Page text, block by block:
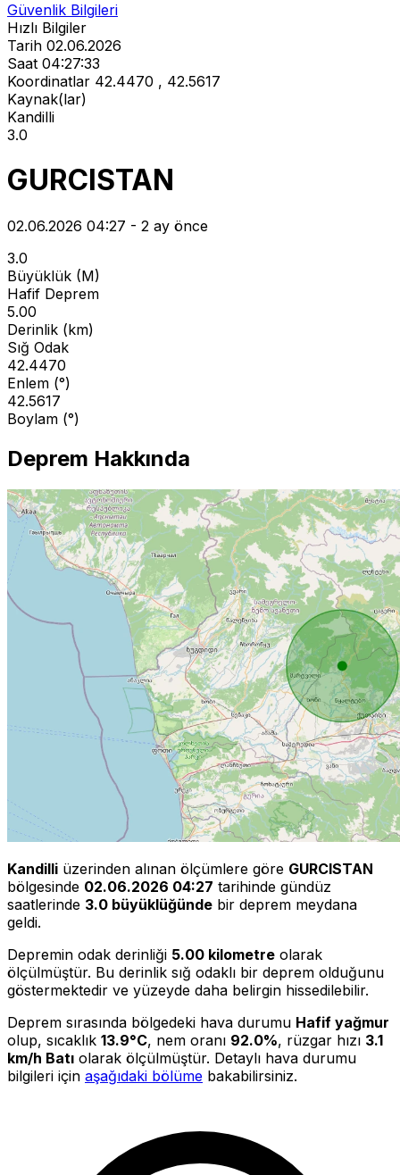
Güvenlik Bilgileri
Hızlı Bilgiler
Tarih 02.06.2026
Saat 04:27:33
Koordinatlar 42.4470 , 42.5617
Kaynak(lar)
Kandilli
3.0
GURCISTAN
02.06.2026 04:27 - 2 ay önce
3.0
Büyüklük (M)
Hafif Deprem
5.00
Derinlik (km)
Sığ Odak
42.4470
Enlem (°)
42.5617
Boylam (°)
Deprem Hakkında
Kandilli üzerinden alınan ölçümlere göre GURCISTAN
bölgesinde 02.06.2026 04:27 tarihinde gündüz
saatlerinde 3.0 büyüklüğünde bir deprem meydana
geldi.
Depremin odak derinliği 5.00 kilometre olarak
ölçülmüştür. Bu derinlik sığ odaklı bir deprem olduğunu
göstermektedir ve yüzeyde daha belirgin hissedilebilir.
Deprem sırasında bölgedeki hava durumu Hafif yağmur
olup, sıcaklık 13.9°C, nem oranı 92.0%, rüzgar hızı 3.1
km/h Batı olarak ölçülmüştür. Detaylı hava durumu
bilgileri için aşağıdaki bölüme bakabilirsiniz.